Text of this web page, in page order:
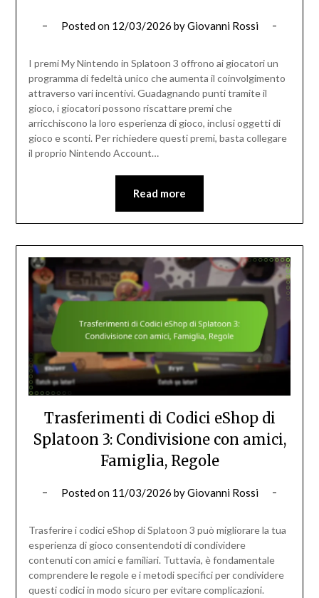
Posted on 12/03/2026 byGiovanni Rossi
I premi My Nintendo in Splatoon 3 offrono ai giocatori un
programma di fedeltà unico che aumenta il coinvolgimento
attraverso vari incentivi. Guadagnando punti tramite il
gioco, i giocatori possono riscattare premi che
arricchiscono la loro esperienza di gioco, inclusi oggetti di
gioco e sconti. Per richiedere questi premi, basta collegare
il proprio Nintendo Account…
Read more
Trasferimenti di Codici eShop di
Splatoon 3: Condivisione con amici,
Famiglia, Regole
Posted on 11/03/2026 byGiovanni Rossi
Trasferire i codici eShop di Splatoon 3 può migliorare la tua
esperienza di gioco consentendoti di condividere
contenuti con amici e familiari. Tuttavia, è fondamentale
comprendere le regole e i metodi specifici per condividere
questi codici in modo sicuro per evitare complicazioni.